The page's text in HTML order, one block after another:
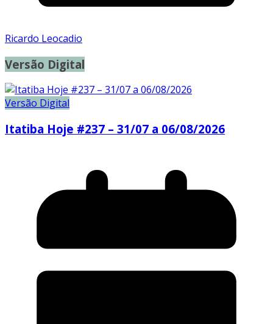
Ricardo Leocadio
Versão Digital
Versão Digital
Itatiba Hoje #237 – 31/07 a 06/08/2026